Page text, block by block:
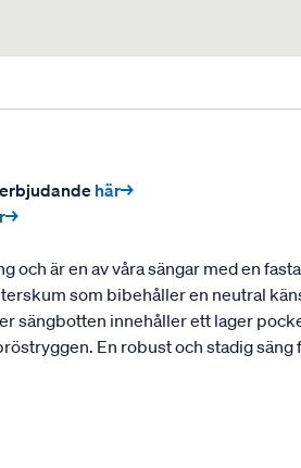
här→
och är en av våra sängar med en
som bibehåller en neutral
sängbotten innehåller ett lager
En robust och stadig